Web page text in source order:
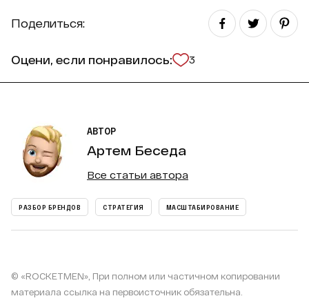
Поделиться:
Оцени, если понравилось: 3
АВТОР
Артем Беседа
Все статьи автора
РАЗБОР БРЕНДОВ СТРАТЕГИЯ МАСШТАБИРОВАНИЕ
© «ROCKETMEN», При полном или частичном копировании
материала ссылка на первоисточник обязательна.